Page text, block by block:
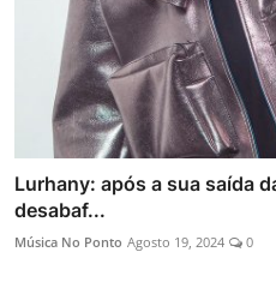
Lurhany: após a sua saída
desabaf...
Música No Ponto Agosto 19, 2024 0